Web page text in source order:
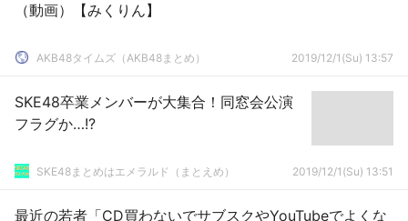
（動画）【みくりん】
AKB48タイムズ（AKB48まとめ） 2019/12/1(Su) 13:57
SKE48卒業メンバーが大集合！同窓会公演
フラグか…!?
SKE48まとめはエメラルド（まとえめ） 2019/12/1(Su) 13:51
最近の若者「CD買わないでサブスクやYouTubeでよくな